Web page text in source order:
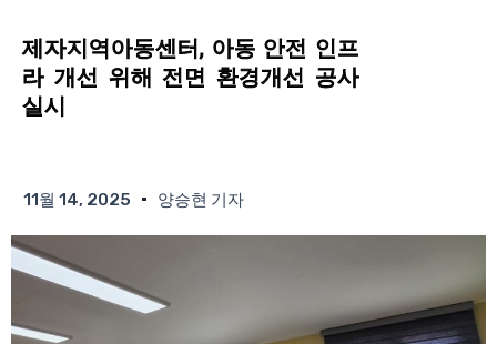
제자지역아동센터, 아동 안전 인프
라 개선 위해 전면 환경개선 공사
실시
11월 14, 2025 양승현 기자